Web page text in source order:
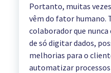
Portanto, muitas
vêm do fator humano.
colaborador que nunca
de só digitar dados,
melhorias para o
automatizar